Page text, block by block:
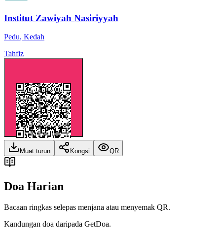
Institut Zawiyah Nasiriyyah
Pedu, Kedah
Tahfiz
Muat turun Kongsi QR
Doa Harian
Bacaan ringkas selepas menjana atau menyemak QR.
Kandungan doa daripada GetDoa.